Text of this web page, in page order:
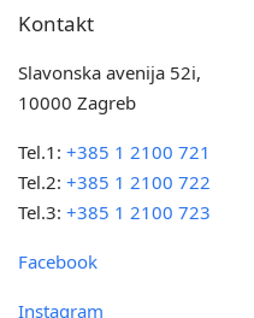
Kontakt
Slavonska avenija 52i,
10000 Zagreb
Tel.1:+385 1 2100 721
Tel.2:+385 1 2100 722
Tel.3:+385 1 2100 723
Facebook
Instagram